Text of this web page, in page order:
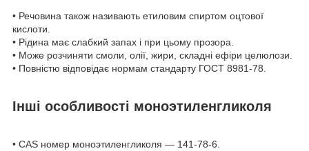
• Речовина також називають етиловим спиртом оцтової
кислоти.
• Рідина має слабкий запах і при цьому прозора.
• Може розчиняти смоли, олії, жири, складні ефіри целюлози.
• Повністю відповідає нормам стандарту ГОСТ 8981-78.
Інші особливості моноэтиленгликоля
• CAS номер моноэтиленгликоля — 141-78-6.